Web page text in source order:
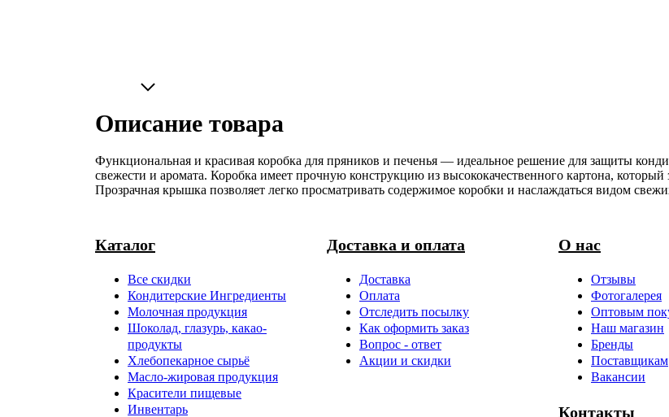
Описание товара
Функциональная и красивая коробка для пряников и печенья — идеальное решение для защиты
свежести и аромата. Коробка имеет прочную конструкцию из высококачественного картона,
Прозрачная крышка позволяет легко просматривать содержимое коробки и наслаждаться видом
Каталог
Все скидки
Кондитерские Ингредиенты
Молочная продукция
Шоколад, глазурь, какао-
продукты
Хлебопекарное сырьё
Масло-жировая продукция
Красители пищевые
Инвентарь
Доставка и оплата
Доставка
Оплата
Отследить посылку
Как оформить заказ
Вопрос - ответ
Акции и скидки
О нас
Отзывы
Фотогалерея
Оптовым
Наш магазин
Бренды
Поставщикам
Вакансии
Контакты